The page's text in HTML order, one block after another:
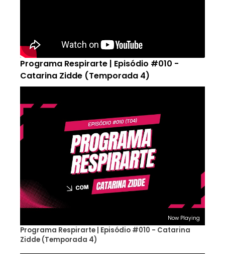
Programa Respirarte | Episódio #010 -
Catarina Zidde (Temporada 4)
Now Playing
Programa Respirarte | Episódio #010 - Catarina
Zidde (Temporada 4)